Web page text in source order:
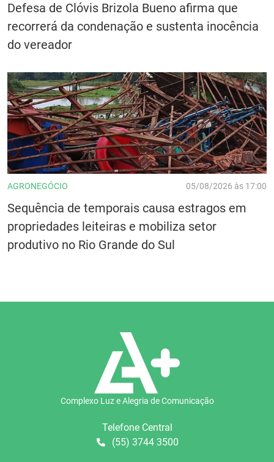
Defesa de Clóvis Brizola Bueno afirma que
recorrerá da condenação e sustenta inocência
do vereador
AGRONEGÓCIO 05/08/2026 às 17:00
Sequência de temporais causa estragos em
propriedades leiteiras e mobiliza setor
produtivo no Rio Grande do Sul
Complexo Luz e Alegria de Comunicação
Telefone Central
(55) 3744 3500